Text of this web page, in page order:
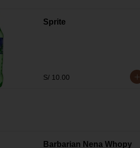
Sprite
S/ 10.00
Barbarian Nena Whopy